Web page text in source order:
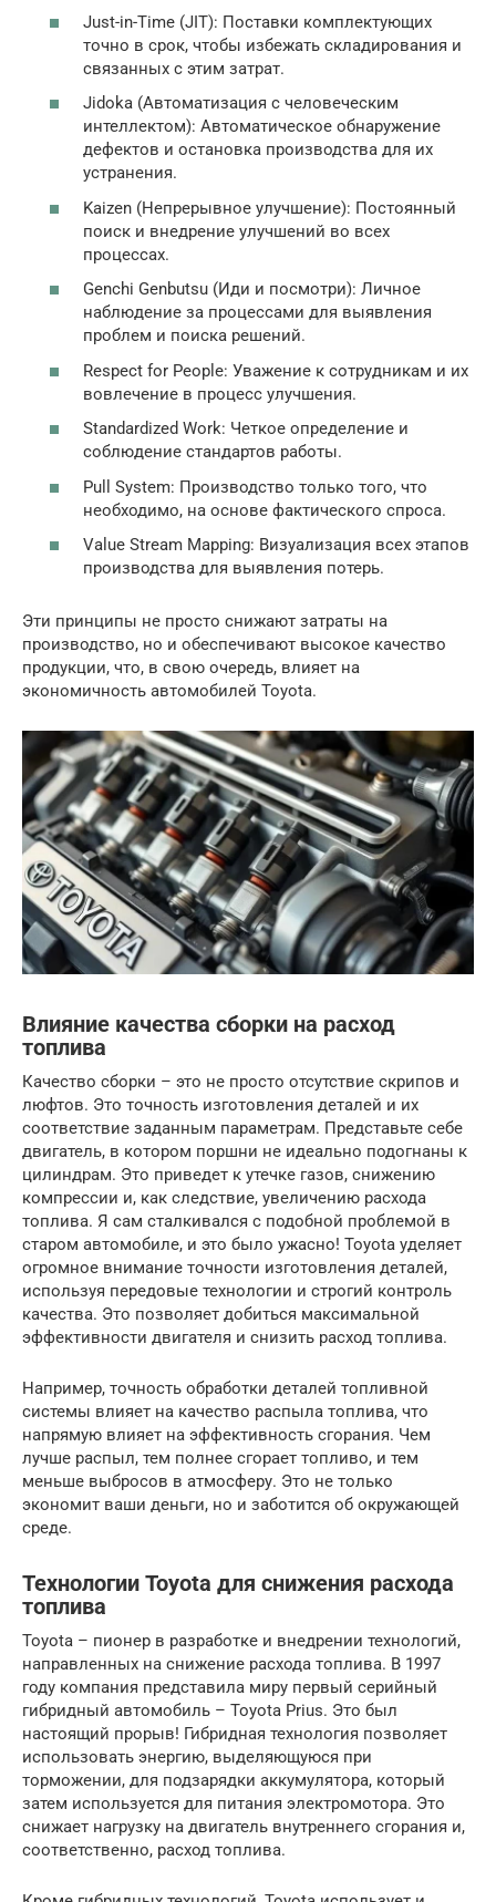
Just-in-Time (JIT): Поставки комплектующих
точно в срок, чтобы избежать складирования и
связанных с этим затрат.
Jidoka (Автоматизация с человеческим
интеллектом): Автоматическое обнаружение
дефектов и остановка производства для их
устранения.
Kaizen (Непрерывное улучшение): Постоянный
поиск и внедрение улучшений во всех
процессах.
Genchi Genbutsu (Иди и посмотри): Личное
наблюдение за процессами для выявления
проблем и поиска решений.
Respect for People: Уважение к сотрудникам и их
вовлечение в процесс улучшения.
Standardized Work: Четкое определение и
соблюдение стандартов работы.
Pull System: Производство только того, что
необходимо, на основе фактического спроса.
Value Stream Mapping: Визуализация всех этапов
производства для выявления потерь.
Эти принципы не просто снижают затраты на
производство, но и обеспечивают высокое качество
продукции, что, в свою очередь, влияет на
экономичность автомобилей Toyota.
Влияние качества сборки на расход
топлива
Качество сборки – это не просто отсутствие скрипов и
люфтов. Это точность изготовления деталей и их
соответствие заданным параметрам. Представьте себе
двигатель, в котором поршни не идеально подогнаны к
цилиндрам. Это приведет к утечке газов, снижению
компрессии и, как следствие, увеличению расхода
топлива. Я сам сталкивался с подобной проблемой в
старом автомобиле, и это было ужасно! Toyota уделяет
огромное внимание точности изготовления деталей,
используя передовые технологии и строгий контроль
качества. Это позволяет добиться максимальной
эффективности двигателя и снизить расход топлива.
Например, точность обработки деталей топливной
системы влияет на качество распыла топлива, что
напрямую влияет на эффективность сгорания. Чем
лучше распыл, тем полнее сгорает топливо, и тем
меньше выбросов в атмосферу. Это не только
экономит ваши деньги, но и заботится об окружающей
среде.
Технологии Toyota для снижения расхода
топлива
Toyota – пионер в разработке и внедрении технологий,
направленных на снижение расхода топлива. В 1997
году компания представила миру первый серийный
гибридный автомобиль – Toyota Prius. Это был
настоящий прорыв! Гибридная технология позволяет
использовать энергию, выделяющуюся при
торможении, для подзарядки аккумулятора, который
затем используется для питания электромотора. Это
снижает нагрузку на двигатель внутреннего сгорания и,
соответственно, расход топлива.